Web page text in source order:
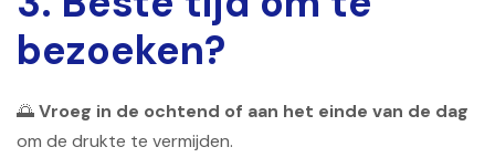
bezoeken?
🌅Vroeg in de ochtend of aan het einde van de dag
om de drukte te vermijden.